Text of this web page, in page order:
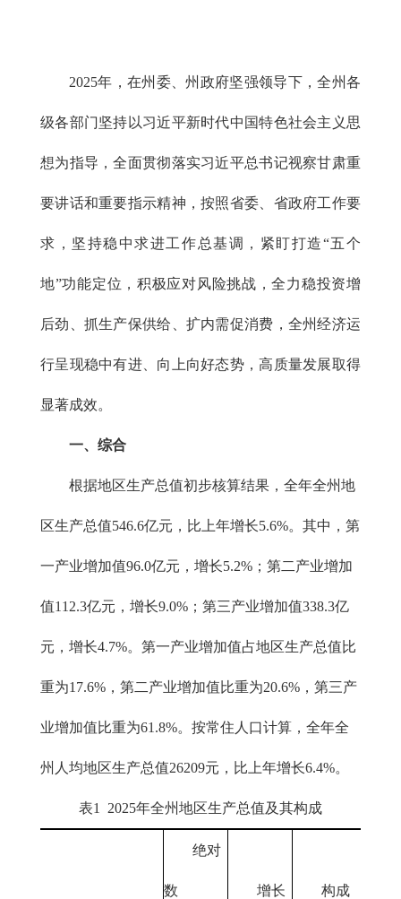
2025年，在州委、州政府坚强领导下，全州各
级各部门坚持以习近平新时代中国特色社会主义思
想为指导，全面贯彻落实习近平总书记视察甘肃重
要讲话和重要指示精神，按照省委、省政府工作要
求，坚持稳中求进工作总基调，紧盯打造“五个
地”功能定位，积极应对风险挑战，全力稳投资增
后劲、抓生产保供给、扩内需促消费，全州经济运
行呈现稳中有进、向上向好态势，高质量发展取得
显著成效。
一、综合
根据地区生产总值初步核算结果，全年全州地
区生产总值546.6亿元，比上年增长5.6%。其中，第
一产业增加值96.0亿元，增长5.2%；第二产业增加
值112.3亿元，增长9.0%；第三产业增加值338.3亿
元，增长4.7%。第一产业增加值占地区生产总值比
重为17.6%，第二产业增加值比重为20.6%，第三产
业增加值比重为61.8%。按常住人口计算，全年全
州人均地区生产总值26209元，比上年增长6.4%。
表1 2025年全州地区生产总值及其构成
绝对
数 增长 构成